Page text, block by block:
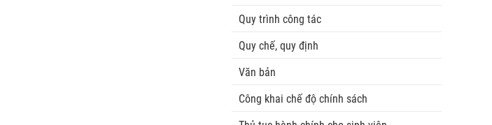
Quy trình công tác
Quy chế, quy định
Văn bản
Công khai chế độ chính sách